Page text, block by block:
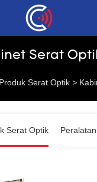
Serat
Produk Serat Optik >
Serat Optik